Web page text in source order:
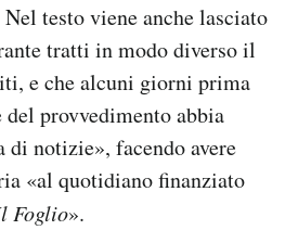
Nel testo viene anche lasciato
tratti in modo diverso il
e che alcuni giorni prima
provvedimento abbia
di notizie», facendo avere
«al quotidiano finanziato
Foglio».